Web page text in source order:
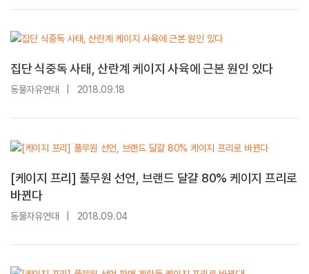
집단 식중독 사태, 산란계 케이지 사육에 근본 원인 있다
동물자유연대 2018.09.18
[케이지 프리] 풀무원 선언, 브랜드 달걀 80% 케이지 프리로
바뀐다
동물자유연대 2018.09.04